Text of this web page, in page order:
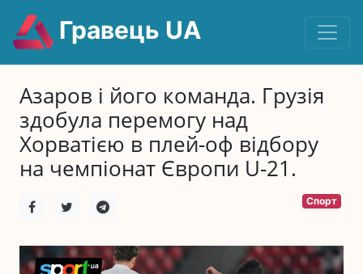
Гравець UA
Азаров і його команда. Грузія
здобула перемогу над
Хорватією в плей-оф відбору
на чемпіонат Європи U-21.
Спорт